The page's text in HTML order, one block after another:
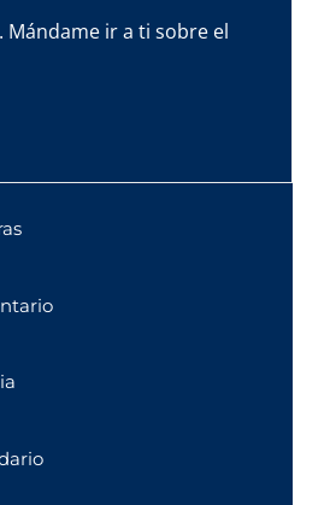
Mándame ir a ti sobre el